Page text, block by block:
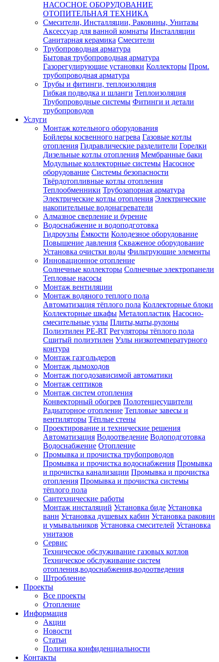
НАСОСНОЕ ОБОРУДОВАНИЕ
ОТОПИТЕЛЬНАЯ ТЕХНИКА
Смесители, Инсталляции, Раковины, Унитазы
Аксессуар для ванной комнаты Инсталляции
Санитарная керамика Смесители
Трубопроводная арматура
Бытовая трубопроводная арматура
Газорегулирующие установки Коллекторы Пром.
трубопроводная арматура
Трубы и фитинги, теплоизоляция
Гибкая подводка и шланги Теплоизоляция
Трубопроводные системы Фитинги и детали
трубопроводов
Услуги
Монтаж котельного оборудования
Бойлеры косвенного нагрева Газовые котлы
отопления Гидравлические разделители Горелки
Дизельные котлы отопления Мембранные баки
Модульные коллекторные системы Насосное
оборудование Системы безопасности
Твёрдотопливные котлы отопления
Теплообменники Трубозапорная арматура
Электрические котлы отопления Электрические
накопительные водонагреватели
Алмазное сверление и бурение
Водоснабжение и водоподготовка
Гидроузлы Ёмкости Колодезное оборудование
Повышение давления Скваженое оборудование
Установка очистки воды Фильтрующие элементы
Инновационное отопление
Солнечные коллекторы Солнечные электропанели
Тепловые насосы
Монтаж вентиляции
Монтаж водяного теплого пола
Автоматизация тёплого пола Коллекторные блоки
Коллекторные шкафы Металопластик Насосно-
смесительные узлы Плиты,маты,рулоны
Полиэтилен PE-RT Регуляторы тёплого пола
Сшитый полиэтилен Узлы низкотемпературного
контура
Монтаж газгольдеров
Монтаж дымоходов
Монтаж погодозависимой автоматики
Монтаж септиков
Монтаж систем отопления
Конвекторный обогрев Полотенцесушители
Радиаторное отопление Тепловые завесы и
вентиляторы Тёплые стены
Проектирование и технические решения
Автоматизация Водоотведение Водоподготовка
Водоснабжение Отопление
Промывка и прочистка трубопроводов
Промывка и прочистка водоснабжения Промывка
и прочистка канализации Промывка и прочистка
отопления Промывка и прочистка системы
тёплого пола
Сантехнические работы
Монтаж инсталяций Установка биде Установка
ванн Установка душевых кабин Установка раковин
и умывальников Установка смесителей Установка
унитазов
Сервис
Техническое обслуживание газовых котлов
Техническое обслуживание систем
отопления,водоснабжения,водоотведения
Штробление
Проекты
Все проекты
Отопление
Информация
Акции
Новости
Статьи
Политика конфиденциальности
Контакты